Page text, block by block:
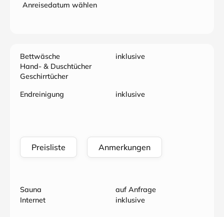
Anreisedatum wählen
Bettwäsche
Hand- & Duschtücher
Geschirrtücher
inklusive
Endreinigung inklusive
Preisliste Anmerkungen
Sauna
auf Anfrage
Internet
inklusive